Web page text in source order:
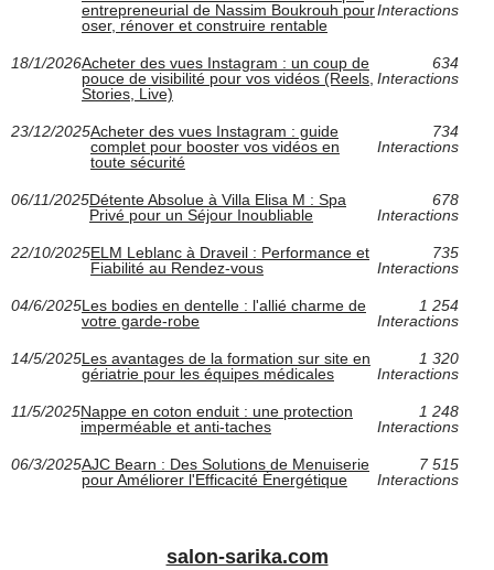
entrepreneurial de Nassim Boukrouh pour
oser, rénover et construire rentable
Interactions
18/1/2026Acheter des vues Instagram : un coup de
pouce de visibilité pour vos vidéos (Reels,
Stories, Live)
634
Interactions
23/12/2025Acheter des vues Instagram : guide
complet pour booster vos vidéos en
toute sécurité
734
Interactions
06/11/2025Détente Absolue à Villa Elisa M : Spa
Privé pour un Séjour Inoubliable
678
Interactions
22/10/2025ELM Leblanc à Draveil : Performance et
Fiabilité au Rendez-vous
735
Interactions
04/6/2025Les bodies en dentelle : l'allié charme de
votre garde-robe
1 254
Interactions
14/5/2025Les avantages de la formation sur site en
gériatrie pour les équipes médicales
1 320
Interactions
11/5/2025Nappe en coton enduit : une protection
imperméable et anti-taches
1 248
Interactions
06/3/2025AJC Bearn : Des Solutions de Menuiserie
pour Améliorer l'Efficacité Énergétique
7 515
Interactions
salon-sarika.com